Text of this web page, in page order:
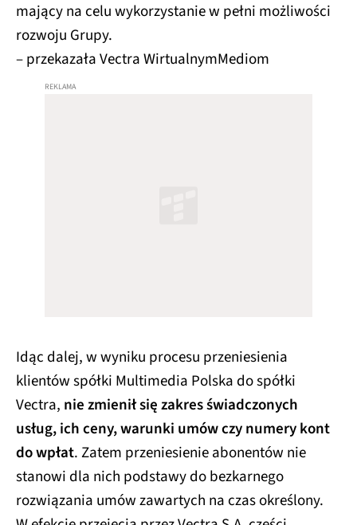
mający na celu wykorzystanie w pełni możliwości
rozwoju Grupy.
– przekazała Vectra WirtualnymMediom
Idąc dalej, w wyniku procesu przeniesienia
klientów spółki Multimedia Polska do spółki
Vectra, nie zmienił się zakres świadczonych
usług, ich ceny, warunki umów czy numery kont
do wpłat. Zatem przeniesienie abonentów nie
stanowi dla nich podstawy do bezkarnego
rozwiązania umów zawartych na czas określony.